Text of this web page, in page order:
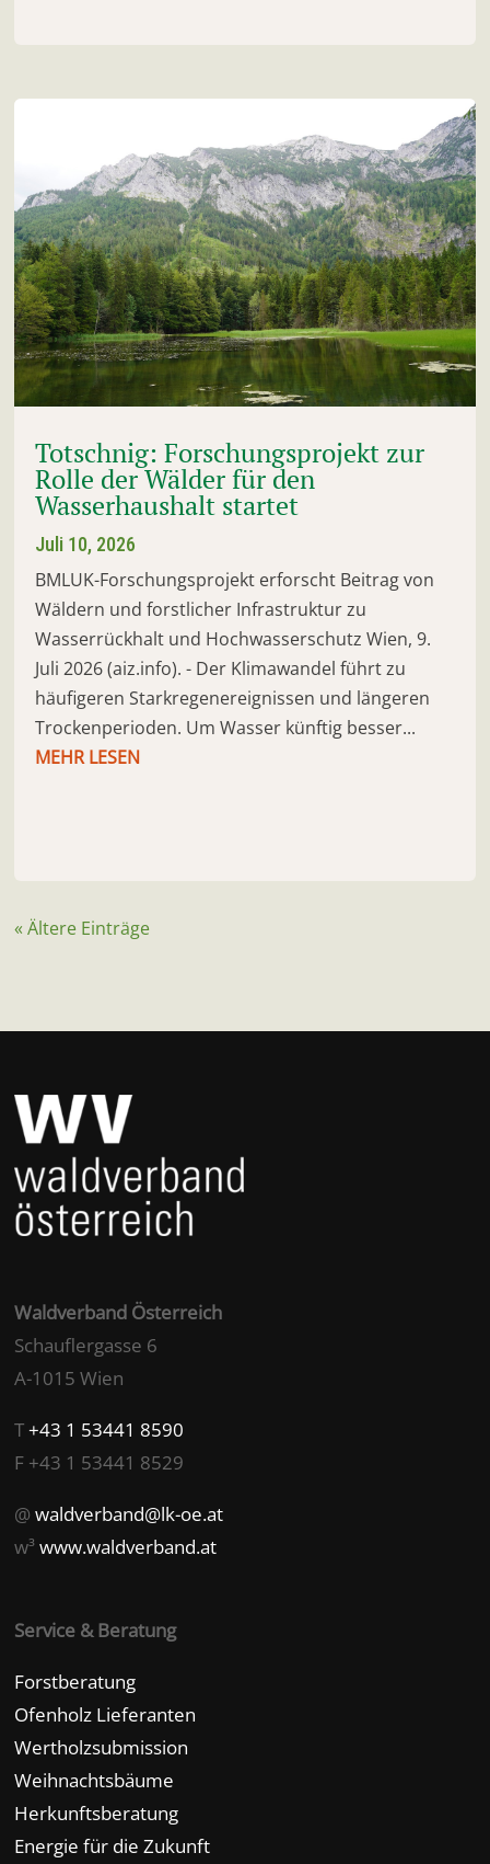
Totschnig: Forschungsprojekt zur
Rolle der Wälder für den
Wasserhaushalt startet
Juli 10, 2026
BMLUK-Forschungsprojekt erforscht Beitrag von
Wäldern und forstlicher Infrastruktur zu
Wasserrückhalt und Hochwasserschutz Wien, 9.
Juli 2026 (aiz.info). - Der Klimawandel führt zu
häufigeren Starkregenereignissen und längeren
Trockenperioden. Um Wasser künftig besser...
MEHR LESEN
« Ältere Einträge
Waldverband Österreich
Schauflergasse 6
A-1015 Wien
T+43 1 53441 8590
F +43 1 53441 8529
@waldverband@lk-oe.at
w³www.waldverband.at
Service & Beratung
Forstberatung
Ofenholz Lieferanten
Wertholzsubmission
Weihnachtsbäume
Herkunftsberatung
Energie für die Zukunft